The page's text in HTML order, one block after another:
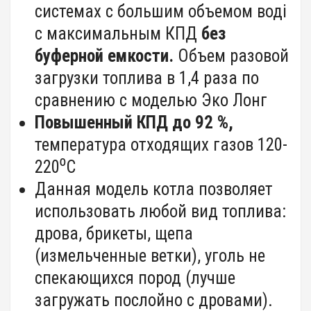
системах с большим объемом воді
с максимальным КПД без
буферной емкости. Объем разовой
загрузки топлива в 1,4 раза по
сравнению с моделью Эко Лонг
Повышенный КПД до 92 %,
температура отходящих газов 120-
220⁰С
Данная модель котла позволяет
использовать любой вид топлива:
дрова, брикеты, щепа
(измельченные ветки), уголь не
спекающихся пород (лучше
загружать послойно с дровами).